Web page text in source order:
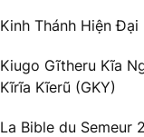
Kinh Thánh Hiện Đại
Kiugo Gĩtheru Kĩa
Kĩrĩa Kĩerũ (GKY)
La Bible du Semeur